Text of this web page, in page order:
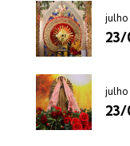
23/
23/